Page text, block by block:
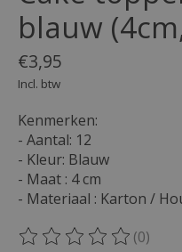
blauw
€3,95
Incl. btw
Kenmerken:
- Aantal: 12
- Kleur: Blauw
- Maat : 4 cm
- Materiaal : Karton /
De beoordeling van dit
(0)